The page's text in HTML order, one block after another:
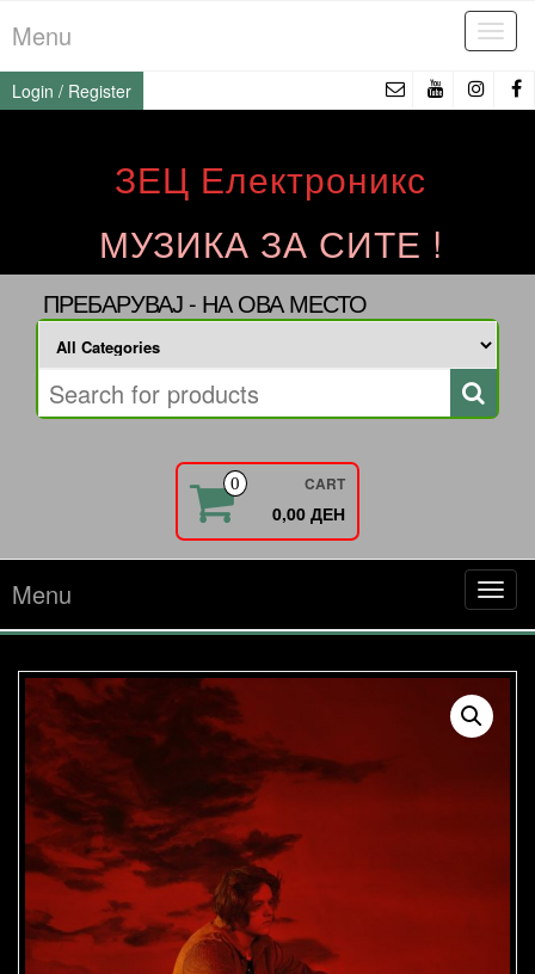
to
the
content
Menu
Login / Register
ЗЕЦ Електроникс
МУЗИКА ЗА СИТЕ !
ПРЕБАРУВАЈ - НА ОВА МЕСТО
0 CART
0,00 ДЕН
Menu